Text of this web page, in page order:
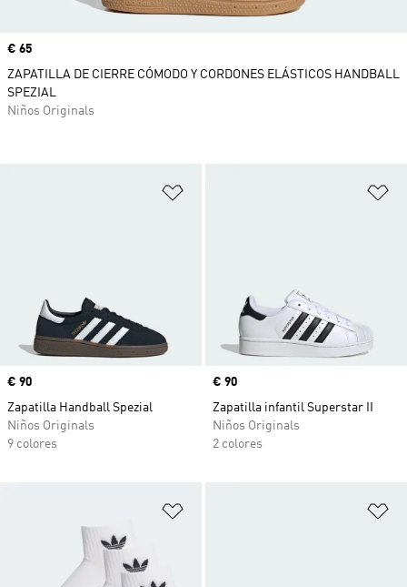
Precio
€ 90
Zapatilla Handball Spezial
Niños Originals
9 colores
Precio
€ 90
Zapatilla infantil Superstar II
Niños Originals
2 colores
Precio
€ 65
ZAPATILLA DE CIERRE CÓMODO Y CORDONES ELÁSTICOS HANDBALL
SPEZIAL
Niños Originals